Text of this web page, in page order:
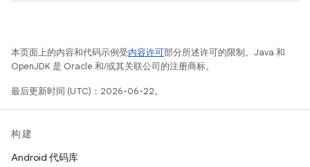
本页面上的内容和代码示例受内容许可部分所述许可的限制。Java 和
OpenJDK 是 Oracle 和/或其关联公司的注册商标。
最后更新时间 (UTC)：2026-06-22。
构建
Android 代码库